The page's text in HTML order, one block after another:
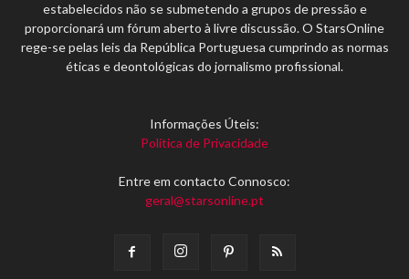
estabelecidos não se submetendo a grupos de pressão e
proporcionará um fórum aberto à livre discussão. O StarsOnline
rege-se pelas leis da República Portuguesa cumprindo as normas
éticas e deontológicas do jornalismo profissional.
Informações Úteis:
Política de Privacidade
Entre em contacto Connosco:
geral@starsonline.pt